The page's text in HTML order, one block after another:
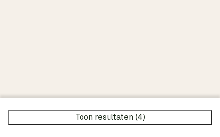
Toon resultaten (4)